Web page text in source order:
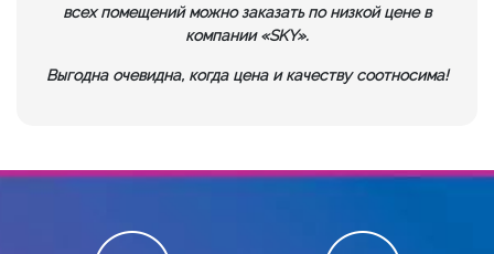
всех помещений можно заказать по низкой цене в
компании «SKY».
Выгодна очевидна, когда цена и качеству соотносима!